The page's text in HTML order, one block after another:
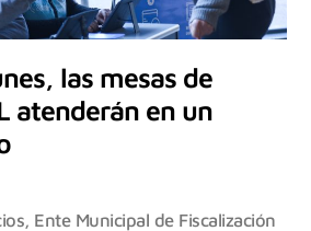
las mesas de
atenderán en un
Ente Municipal de Fiscalización